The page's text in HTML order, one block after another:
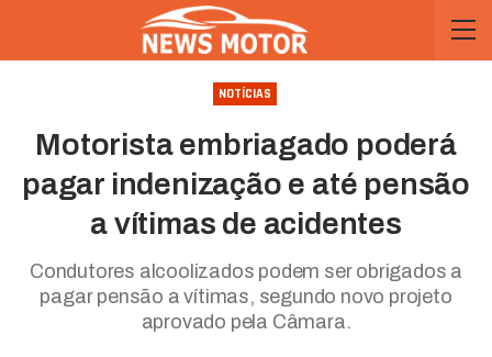
NOTÍCIAS
Motorista embriagado poderá
pagar indenização e até pensão
a vítimas de acidentes
Condutores alcoolizados podem ser obrigados a
pagar pensão a vítimas, segundo novo projeto
aprovado pela Câmara.